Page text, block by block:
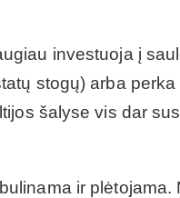
investuoja į
stogų) arba perka
šalyse vis dar
ir plėtojama.